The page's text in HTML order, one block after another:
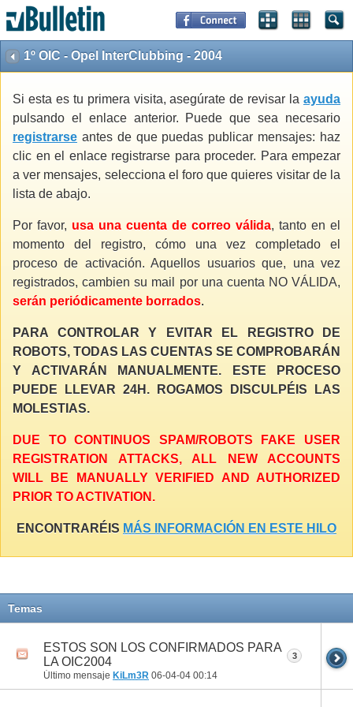
1º OIC - Opel InterClubbing - 2004
Si esta es tu primera visita, asegúrate de revisar la ayuda
pulsando el enlace anterior. Puede que sea necesario
registrarse antes de que puedas publicar mensajes: haz
clic en el enlace registrarse para proceder. Para empezar
a ver mensajes, selecciona el foro que quieres visitar de la
lista de abajo.
Por favor, usa una cuenta de correo válida, tanto en el
momento del registro, cómo una vez completado el
proceso de activación. Aquellos usuarios que, una vez
registrados, cambien su mail por una cuenta NO VÁLIDA,
serán periódicamente borrados.
PARA CONTROLAR Y EVITAR EL REGISTRO DE
ROBOTS, TODAS LAS CUENTAS SE COMPROBARÁN
Y ACTIVARÁN MANUALMENTE. ESTE PROCESO
PUEDE LLEVAR 24H. ROGAMOS DISCULPÉIS LAS
MOLESTIAS.
DUE TO CONTINUOS SPAM/ROBOTS FAKE USER
REGISTRATION ATTACKS, ALL NEW ACCOUNTS
WILL BE MANUALLY VERIFIED AND AUTHORIZED
PRIOR TO ACTIVATION.
ENCONTRARÉIS MÁS INFORMACIÓN EN ESTE HILO
Temas
ESTOS SON LOS CONFIRMADOS PARA
LA OIC2004
Último mensaje KiLm3R 06-04-04 00:14
3